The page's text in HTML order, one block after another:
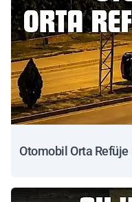
Otomobil Orta Refüje